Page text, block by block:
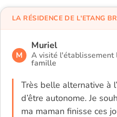
M
Muriel
A visité
famille
Très belle alternative à
d’être autonome. Je
ma maman finisse ces
LA RÉSIDENCE DE L'ETANG